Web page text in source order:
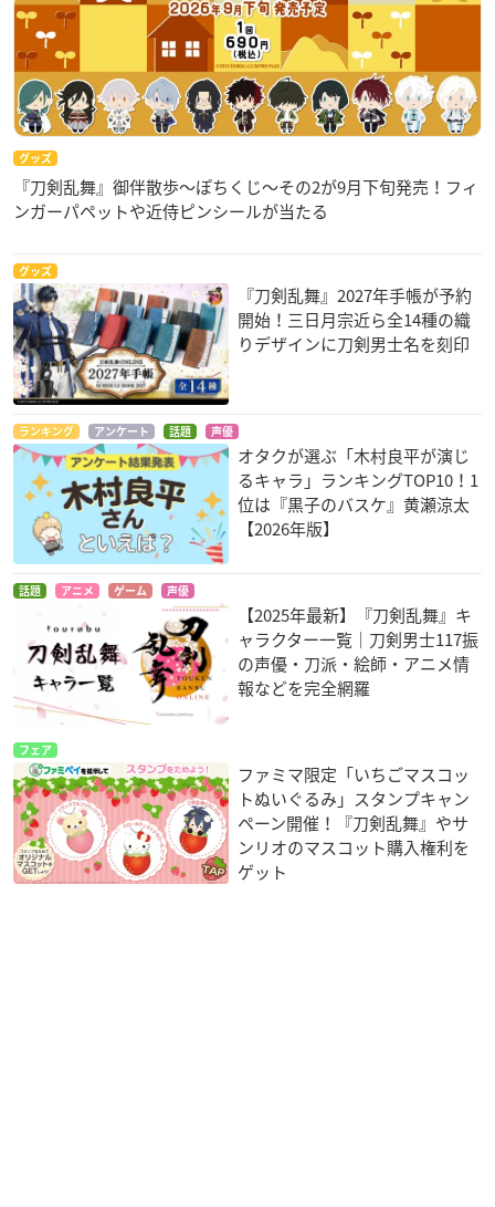
グッズ
『刀剣乱舞』御伴散歩～ぽちくじ～その2が9月下旬発売！フィ
ンガーパペットや近侍ピンシールが当たる
グッズ
『刀剣乱舞』2027年手帳が予約
開始！三日月宗近ら全14種の織
りデザインに刀剣男士名を刻印
ランキング アンケート 話題 声優
オタクが選ぶ「木村良平が演じ
るキャラ」ランキングTOP10！1
位は『黒子のバスケ』黄瀬涼太
【2026年版】
話題 アニメ ゲーム 声優
【2025年最新】『刀剣乱舞』キ
ャラクター一覧｜刀剣男士117振
の声優・刀派・絵師・アニメ情
報などを完全網羅
フェア
ファミマ限定「いちごマスコッ
トぬいぐるみ」スタンプキャン
ペーン開催！『刀剣乱舞』やサ
ンリオのマスコット購入権利を
ゲット